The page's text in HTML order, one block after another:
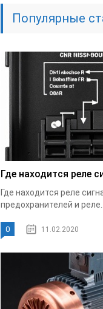
Популярные
Где находится реле
Где находится реле
предохранителей и реле...
0 11.02.2020